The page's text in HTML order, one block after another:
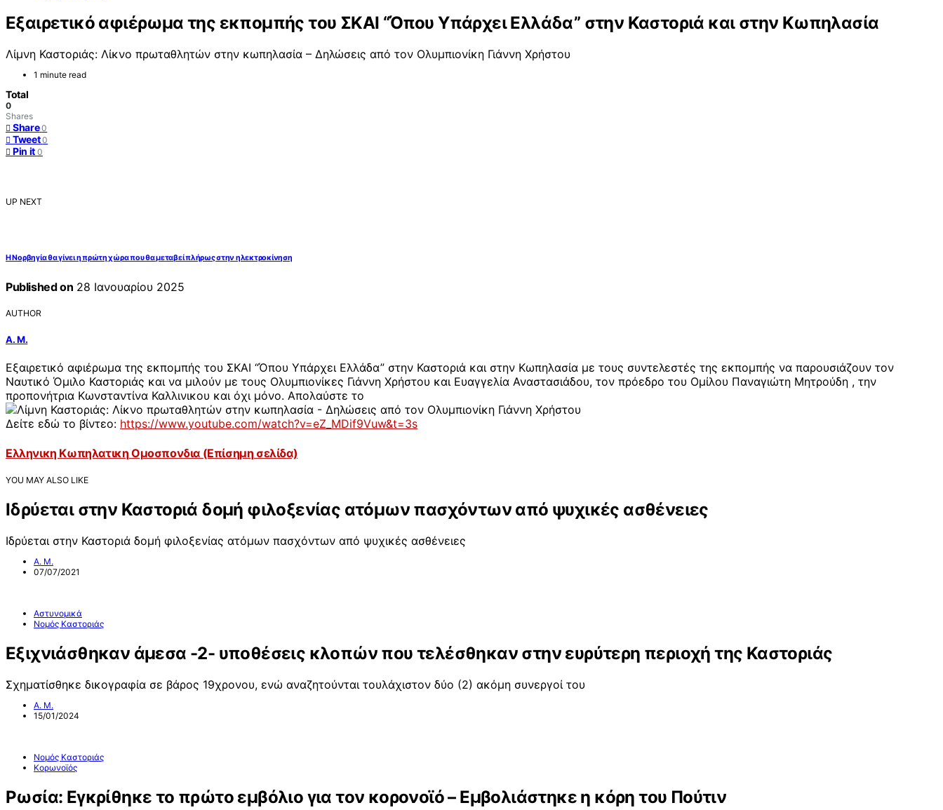
Εξαιρετικό αφιέρωμα της εκπομπής του ΣΚΑΙ “Όπου Υπάρχει Ελλάδα” στην Καστοριά και στην Κωπηλασία
Λίμνη Καστοριάς: Λίκνο πρωταθλητών στην κωπηλασία – Δηλώσεις από τον Ολυμπιονίκη Γιάννη Χρήστου
1 minute read
Total
0
Shares
Share 0
Tweet 0
Pin it 0
UP NEXT
Η Νορβηγία θα γίνει η πρώτη χώρα που θα μεταβεί πλήρως στην ηλεκτροκίνηση
Published on 28 Ιανουαρίου 2025
AUTHOR
Α. Μ.
Εξαιρετικό αφιέρωμα της εκπομπής του ΣΚΑΙ “Όπου Υπάρχει Ελλάδα” στην Καστοριά και στην Κωπηλασία με τους συντελεστές της εκπομπής να παρουσιάζουν τον
Ναυτικό Όμιλο Καστοριάς και να μιλούν με τους Ολυμπιονίκες Γιάννη Χρήστου και Ευαγγελία Αναστασιάδου, τον πρόεδρο του Ομίλου Παναγιώτη Μητρούδη , την
προπονήτρια Κωνσταντίνα Καλλινικου και όχι μόνο. Απολαύστε το
Δείτε εδώ το βίντεο: https://www.youtube.com/watch?v=eZ_MDif9Vuw&t=3s
Ελληνικη Κωπηλατικη Ομοσπονδια (Επίσημη σελίδα)
YOU MAY ALSO LIKE
Ιδρύεται στην Καστοριά δομή φιλοξενίας ατόμων πασχόντων από ψυχικές ασθένειες
Ιδρύεται στην Καστοριά δομή φιλοξενίας ατόμων πασχόντων από ψυχικές ασθένειες
Α. Μ.
07/07/2021
Αστυνομικά
Νομός Καστοριάς
Εξιχνιάσθηκαν άμεσα -2- υποθέσεις κλοπών που τελέσθηκαν στην ευρύτερη περιοχή της Καστοριάς
Σχηματίσθηκε δικογραφία σε βάρος 19χρονου, ενώ αναζητούνται τουλάχιστον δύο (2) ακόμη συνεργοί του
Α. Μ.
15/01/2024
Νομός Καστοριάς
Κορωνοϊός
Ρωσία: Εγκρίθηκε το πρώτο εμβόλιο για τον κορονοϊό – Εμβολιάστηκε η κόρη του Πούτιν